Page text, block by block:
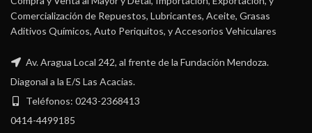
Comercialización de Repuestos, Lubricantes, Aceite, Grasas
Aditivos Químicos, Auto Periquitos, y Accesorios Vehiculares
Av. Aragua Local 242, al frente de la Fundación Mendoza.
Diagonal a la E/S Las Acacias.
Teléfonos: 0243-2368413
0414-4499185